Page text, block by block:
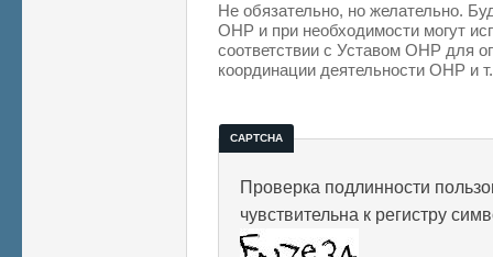
Не обязательно, но желательно.
ОНР и при необходимости могут
соответствии с Уставом ОНР для
координации деятельности ОНР и
CAPTCHA
Проверка подлинности
чувствительна к регистру